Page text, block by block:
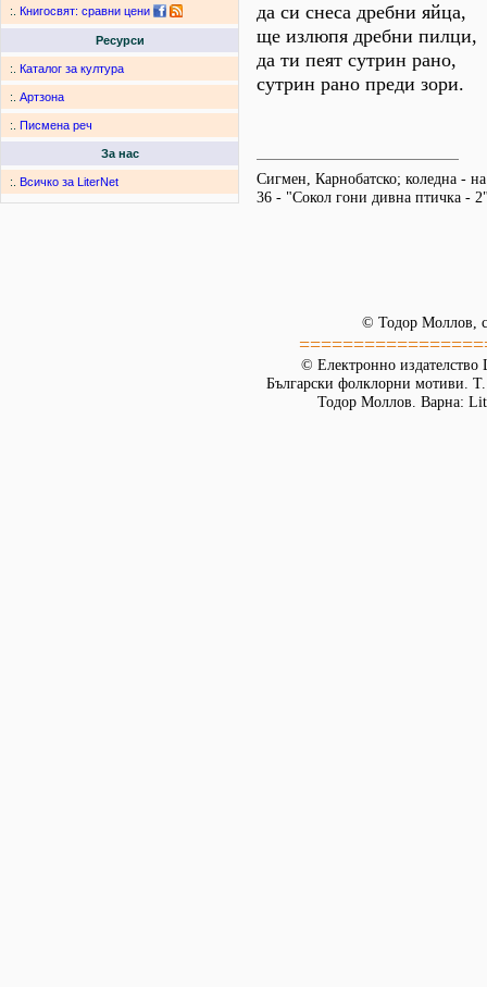
:. Книгосвят: сравни цени
Ресурси
:. Каталог за култура
:. Артзона
:. Писмена реч
За нас
:. Всичко за LiterNet
да си снеса дребни яйца,
ще излюпя дребни пилци,
да ти пеят сутрин рано,
сутрин рано преди зори.
Сигмен, Карнобатско; коледна -
36 - "Сокол гони дивна птичка -
© Тодор Моллов,
© Електронно издателство
Български фолклорни мотиви.
Тодор Моллов. Варна: